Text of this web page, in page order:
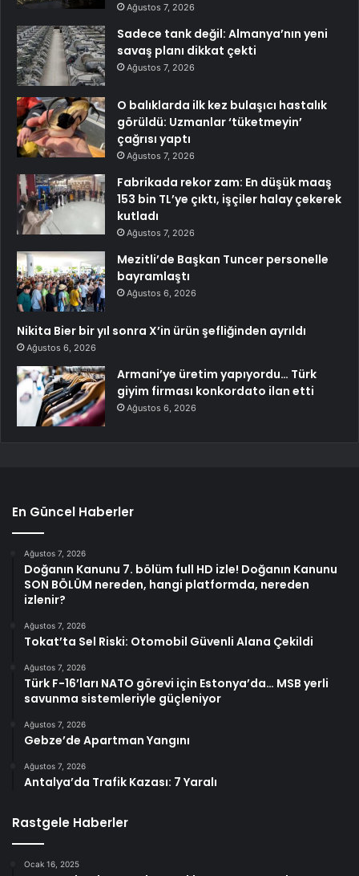
Ağustos 7, 2026
Sadece tank değil: Almanya’nın yeni
savaş planı dikkat çekti
Ağustos 7, 2026
O balıklarda ilk kez bulaşıcı hastalık
görüldü: Uzmanlar ‘tüketmeyin’
çağrısı yaptı
Ağustos 7, 2026
Fabrikada rekor zam: En düşük maaş
153 bin TL’ye çıktı, işçiler halay çekerek
kutladı
Ağustos 7, 2026
Mezitli’de Başkan Tuncer personelle
bayramlaştı
Ağustos 6, 2026
Nikita Bier bir yıl sonra X’in ürün şefliğinden ayrıldı
Ağustos 6, 2026
Armani’ye üretim yapıyordu… Türk
giyim firması konkordato ilan etti
Ağustos 6, 2026
En Güncel Haberler
Ağustos 7, 2026
Doğanın Kanunu 7. bölüm full HD izle! Doğanın Kanunu
SON BÖLÜM nereden, hangi platformda, nereden
izlenir?
Ağustos 7, 2026
Tokat’ta Sel Riski: Otomobil Güvenli Alana Çekildi
Ağustos 7, 2026
Türk F-16’ları NATO görevi için Estonya’da… MSB yerli
savunma sistemleriyle güçleniyor
Ağustos 7, 2026
Gebze’de Apartman Yangını
Ağustos 7, 2026
Antalya’da Trafik Kazası: 7 Yaralı
Rastgele Haberler
Ocak 16, 2025